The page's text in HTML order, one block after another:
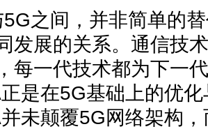
之间，并非简单的
发展的关系。通信技
每一代技术都为下一
是在5G基础上的优
未颠覆5G网络架构